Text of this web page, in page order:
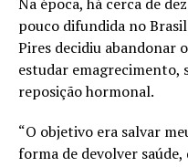
pouco difundida no
Pires decidiu abandonar
estudar emagrecimento,
reposição hormonal.
“O objetivo era salvar
forma de devolver